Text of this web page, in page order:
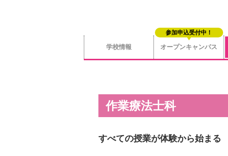
学校情報 オープンキャンパス
参加申込受付中！
作業療法士科
すべての授業が体験から始まる